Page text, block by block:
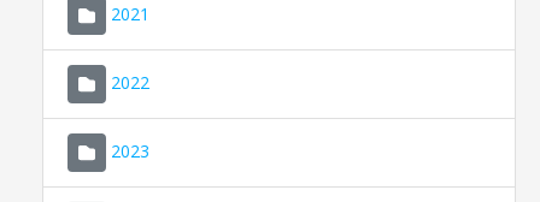
2021
2022
2023